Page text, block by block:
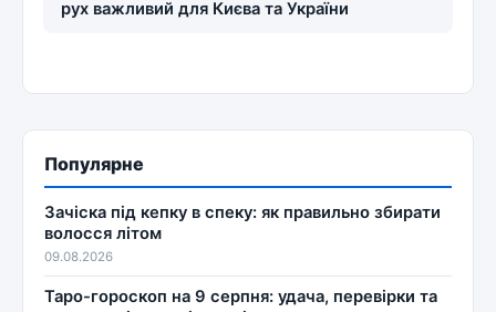
рух важливий для Києва та України
Популярне
Зачіска під кепку в спеку: як правильно збирати
волосся літом
09.08.2026
Таро-гороскоп на 9 серпня: удача, перевірки та